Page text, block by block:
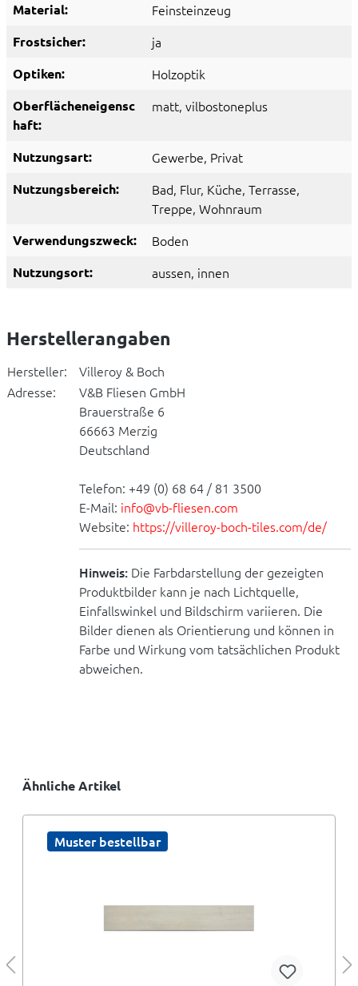
Material: Feinsteinzeug
Frostsicher: ja
Optiken: Holzoptik
Oberflächeneigensc
haft:
matt, vilbostoneplus
Nutzungsart: Gewerbe, Privat
Nutzungsbereich: Bad, Flur, Küche, Terrasse,
Treppe, Wohnraum
Verwendungszweck: Boden
Nutzungsort: aussen, innen
Herstellerangaben
Hersteller:
Villeroy & Boch
Adresse:
V&B Fliesen GmbH
Brauerstraße 6
66663 Merzig
Deutschland
Telefon: +49 (0) 68 64 / 81 3500
E-Mail: info@vb-fliesen.com
Website: https://villeroy-boch-tiles.com/de/
Hinweis: Die Farbdarstellung der gezeigten
Produktbilder kann je nach Lichtquelle,
Einfallswinkel und Bildschirm variieren. Die
Bilder dienen als Orientierung und können in
Farbe und Wirkung vom tatsächlichen Produkt
abweichen.
Ähnliche Artikel
Muster bestellbar